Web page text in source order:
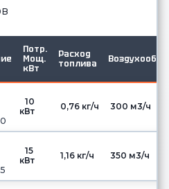
Потр.
Мощ.
кВт
Расход
топлива
10
кВт
0,76 кг/ч 300 м3/ч
15
кВт
1,16 кг/ч 350 м3/ч